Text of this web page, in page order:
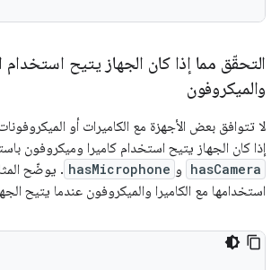
التحقّق مما إذا كان الجهاز يتيح استخدام
والميكروفون
لا تتوافق بعض الأجهزة مع الكاميرات أو
إذا كان الجهاز يتيح استخدام كاميرا وميكروفون
hasCamera و hasMicrophone . يوضّح
استخدامها مع الكاميرا والميكروفون عندما يتيح